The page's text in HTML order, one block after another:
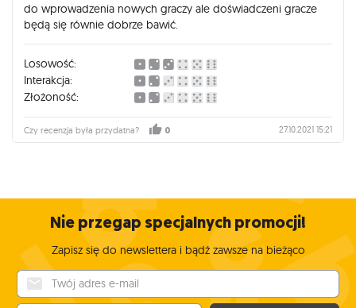
do wprowadzenia nowych graczy ale doświadczeni gracze
będą się równie dobrze bawić.
Losowość:
Interakcja:
Złożoność:
Czy recenzja była przydatna? 0 27.10.2021 15:21
Nie przegap specjalnych promocji!
Zapisz się do newslettera i bądź zawsze na bieżąco